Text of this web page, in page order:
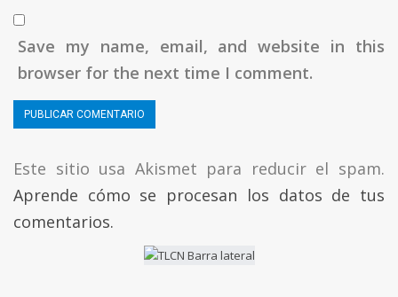
Save my name, email, and website in this
browser for the next time I comment.
Este sitio usa Akismet para reducir el spam.
Aprende cómo se procesan los datos de tus
comentarios.